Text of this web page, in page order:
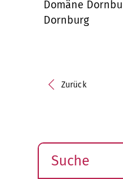
Domäne
Dornburg
Zurück
Suche